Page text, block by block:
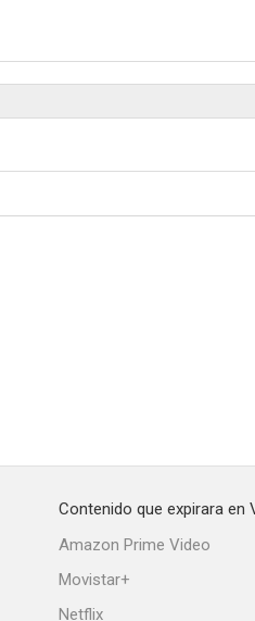
Contenido que expirara en
Amazon Prime Video
Movistar+
Netflix